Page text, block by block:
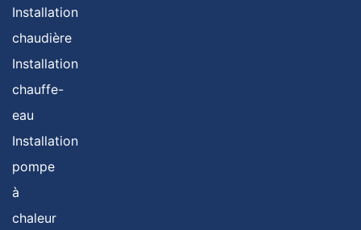
Installation
chaudière
Installation
chauffe-
eau
Installation
pompe
à
chaleur